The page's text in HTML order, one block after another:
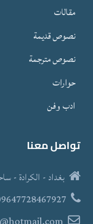
مقالات
نصوص قدیمة
نصوص مترجمة
حوارات
ادب وفن
تواصل معنا
بغداد - الكرادة -